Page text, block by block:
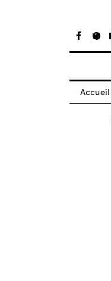
Accueil